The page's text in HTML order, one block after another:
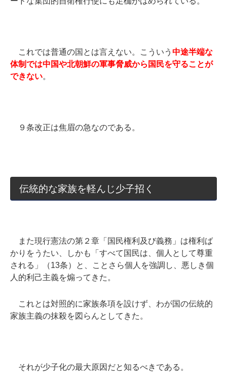
これでは普通の国とは言えない。 こういう 中途半端な
体制では中国や北朝鮮の軍事脅威から国民を守ることが
できない。
９条改正は焦眉の急なのである。
伝統的な家族を軽んじ少子招く
また現行憲法の第２章「国民権利及び義務」は権利ば
かりをうたい、しかも「すべて国民は、個人として尊重
される」（13条）と、ことさら個人を強調し、悪しき個
人的利己主義を煽ってきた。
これとは対照的に家族条項を設けず、わが国の伝統的
家族主義の抹殺を図らんとしてきた。
それが少子化の最大原因だと知るべきである。